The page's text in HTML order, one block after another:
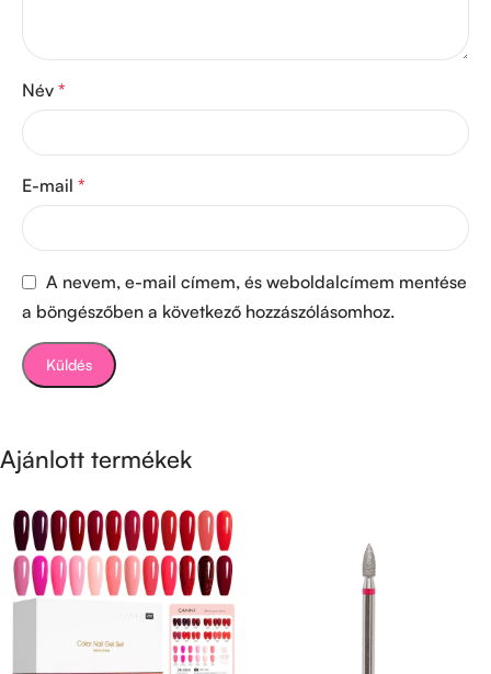
Név *
E-mail *
A nevem, e-mail címem, és weboldalcímem mentése
a böngészőben a következő hozzászólásomhoz.
Ajánlott termékek